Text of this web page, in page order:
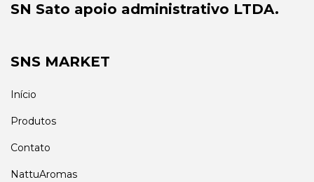
SN Sato apoio administrativo LTDA.
SNS MARKET
Início
Produtos
Contato
NattuAromas